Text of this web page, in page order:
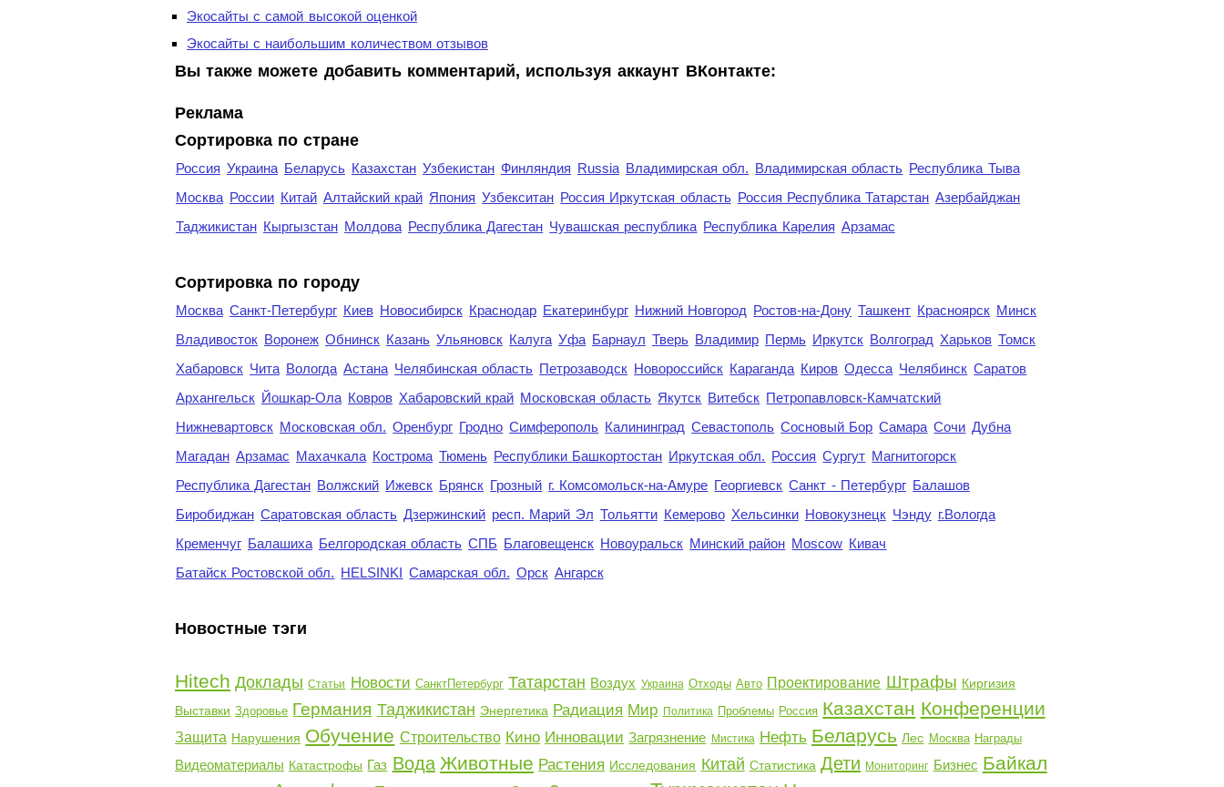
Экосайты с самой высокой оценкой
Экосайты с наибольшим количеством отзывов
Вы также можете добавить комментарий, используя аккаунт ВКонтакте:
Реклама
Сортировка по стране
Россия Украина Беларусь Казахстан Узбекистан Финляндия Russia Владимирская обл. Владимирская область Республика Тыва
Москва России Китай Алтайский край Япония Узбекситан Россия Иркутская область Россия Республика Татарстан Азербайджан
Таджикистан Кыргызстан Молдова Республика Дагестан Чувашская республика Республика Карелия Арзамас
Cортировка по городу
Москва Санкт-Петербург Киев Новосибирск Краснодар Екатеринбург Нижний Новгород Ростов-на-Дону Ташкент Красноярск Минск
Владивосток Воронеж Обнинск Казань Ульяновск Калуга Уфа Барнаул Тверь Владимир Пермь Иркутск Волгоград Харьков Томск
Хабаровск Чита Вологда Астана Челябинская область Петрозаводск Новороссийск Караганда Киров Одесса Челябинск Саратов
Архангельск Йошкар-Ола Ковров Хабаровский край Московская область Якутск Витебск Петропавловск-Камчатский
Нижневартовск Московская обл. Оренбург Гродно Симферополь Калининград Севастополь Сосновый Бор Самара Сочи Дубна
Магадан Арзамас Махачкала Кострома Тюмень Республики Башкортостан Иркутская обл. Россия Сургут Магнитогорск
Республика Дагестан Волжский Ижевск Брянск Грозный г. Комсомольск-на-Амуре Георгиевск Санкт - Петербург Балашов
Биробиджан Саратовская область Дзержинский респ. Марий Эл Тольятти Кемерово Хельсинки Новокузнецк Чэнду г.Вологда
Кременчуг Балашиха Белгородская область СПБ Благовещенск Новоуральск Минский район Moscow Кивач
Батайск Ростовской обл. HELSINKI Самарская обл. Орск Ангарск
Новостные тэги
Hitech Доклады Статьи Новости СанктПетербург Татарстан Воздух Украина Отходы Авто Проектирование Штрафы Киргизия
Выставки Здоровье Германия Таджикистан Энергетика Радиация Мир Политика Проблемы Россия Казахстан Конференции
Защита Нарушения Обучение Строительство Кино Инновации Загрязнение Мистика Нефть Беларусь Лес Москва Награды
Видеоматериалы Катастрофы Газ Вода Животные Растения Исследования Китай Статистика Дети Мониторинг Бизнес Байкал